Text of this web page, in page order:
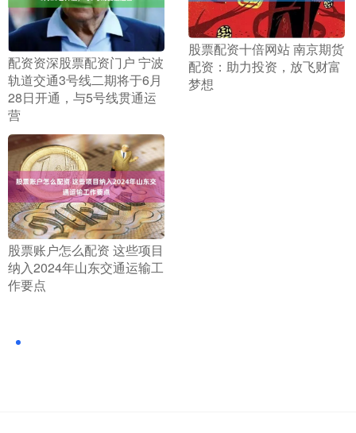
​配资资深股票配资门户 宁波
轨道交通3号线二期将于6月
28日开通，与5号线贯通运
营
​股票配资十倍网站 南京期货
配资：助力投资，放飞财富
梦想
​股票账户怎么配资 这些项目
纳入2024年山东交通运输工
作要点